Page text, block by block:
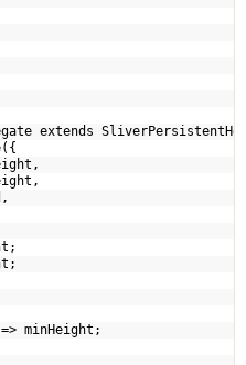
extends
minHeight;